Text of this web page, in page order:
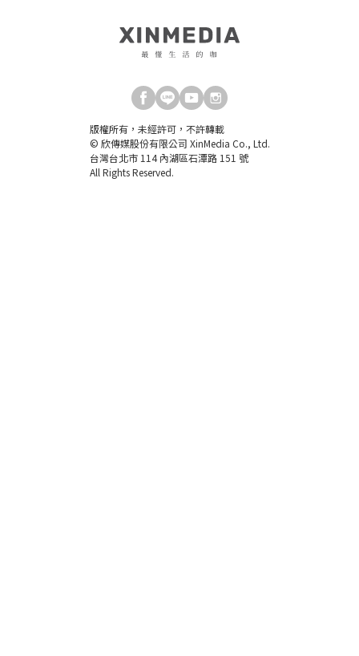
版權所有，未經許可，不許轉載
© 欣傳媒股份有限公司 XinMedia Co., Ltd.
台灣台北市 114 內湖區石潭路 151 號
All Rights Reserved.